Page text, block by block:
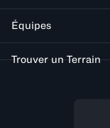
Équipes
Trouver un Terrain